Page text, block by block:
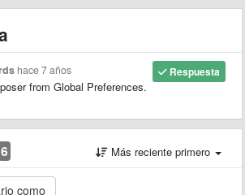
Respuesta
hace 7 años
from Global Preferences.
6 Más reciente primero